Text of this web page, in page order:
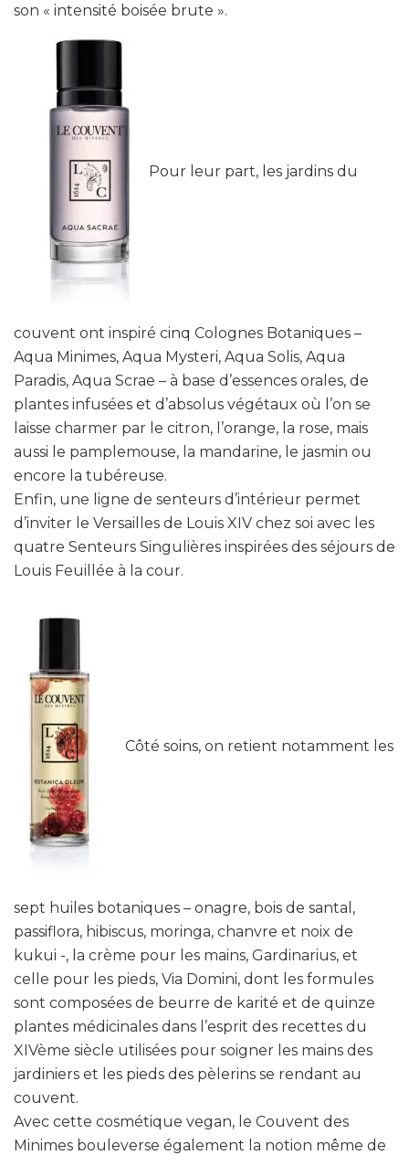
son « intensité boisée brute ».
Pour leur part, les jardins du
couvent ont inspiré cinq Colognes Botaniques –
Aqua Minimes, Aqua Mysteri, Aqua Solis, Aqua
Paradis, Aqua Scrae – à base d’essences orales, de
plantes infusées et d’absolus végétaux où l’on se
laisse charmer par le citron, l’orange, la rose, mais
aussi le pamplemouse, la mandarine, le jasmin ou
encore la tubéreuse.
Enfin, une ligne de senteurs d’intérieur permet
d’inviter le Versailles de Louis XIV chez soi avec les
quatre Senteurs Singulières inspirées des séjours de
Louis Feuillée à la cour.
Côté soins, on retient notamment les
sept huiles botaniques – onagre, bois de santal,
passiflora, hibiscus, moringa, chanvre et noix de
kukui -, la crème pour les mains, Gardinarius, et
celle pour les pieds, Via Domini, dont les formules
sont composées de beurre de karité et de quinze
plantes médicinales dans l’esprit des recettes du
XIVème siècle utilisées pour soigner les mains des
jardiniers et les pieds des pèlerins se rendant au
couvent.
Avec cette cosmétique vegan, le Couvent des
Minimes bouleverse également la notion même de